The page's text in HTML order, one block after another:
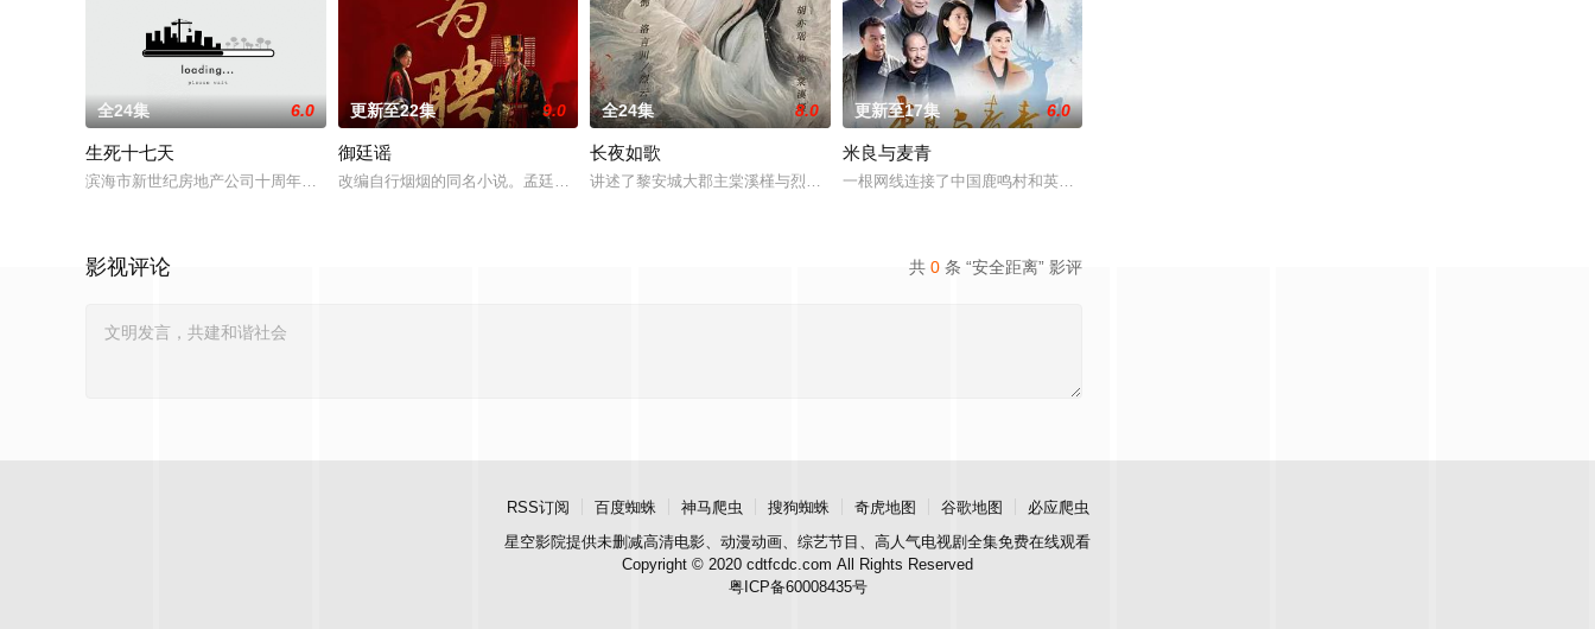
全24集 6.0
生死十七天
滨海市新世纪房地产公司十周年庆典之际，恰是梅园小区工程招标激战正酣之时。公司董事长总经理程纪州的儿子冬
更新至22集 9.0
御廷谣
改编自行烟烟的同名小说。孟廷辉，大平王朝有史以来个以女子进士科三元及第入翰林院的奇女子。十年前的她被他
全24集 8.0
长夜如歌
讲述了黎安城大郡主棠溪槿与烈云峥之间曲折动人的情感，以及他们在复杂局势中坚守初心、勇敢面对困难的爱情故
更新至17集 6.0
米良与麦青
一根网线连接了中国鹿鸣村和英国牛津，麦香通过视频向米良宣告：婚不结了。鹿鸣村开了锅，村民大骂麦香
共 0 条 “安全距离” 影评
影视评论
RSS订阅 百度蜘蛛 神马爬虫 搜狗蜘蛛 奇虎地图 谷歌地图
必应爬虫
星空影院提供未删减高清电影、动漫动画、综艺节目、高人气电视剧全集免费在线观看
Copyright © 2020 cdtfcdc.com All Rights Reserved
粤ICP备60008435号